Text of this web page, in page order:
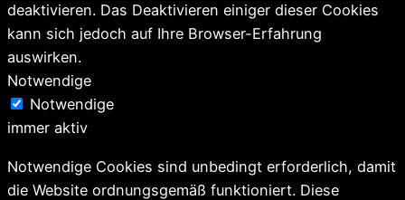
deaktivieren. Das Deaktivieren einiger dieser Cookies
kann sich jedoch auf Ihre Browser-Erfahrung
auswirken.
Notwendige
Notwendige
immer aktiv
Notwendige Cookies sind unbedingt erforderlich, damit
die Website ordnungsgemäß funktioniert. Diese